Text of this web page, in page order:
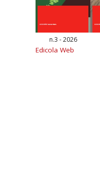
n.3 - 2026
Edicola Web